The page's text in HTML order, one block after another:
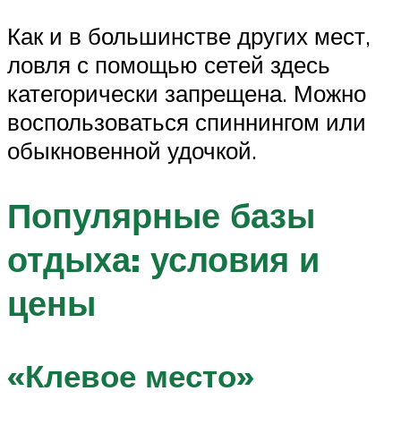
Как и в большинстве других мест,
ловля с помощью сетей здесь
категорически запрещена. Можно
воспользоваться спиннингом или
обыкновенной удочкой.
Популярные базы
отдыха: условия и
цены
«Клевое место»